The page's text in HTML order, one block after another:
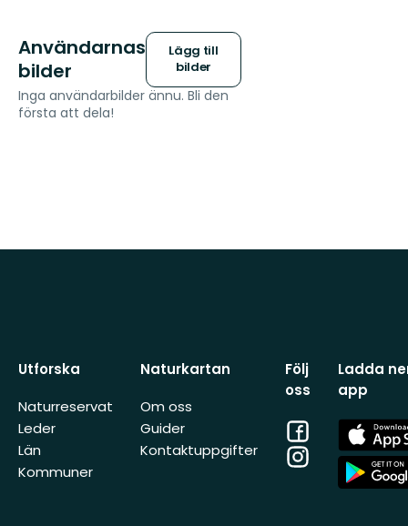
Användarnas
bilder
Lägg till
bilder
Inga användarbilder ännu. Bli den
första att dela!
Utforska
Naturreservat
Leder
Län
Kommuner
Naturkartan
Om oss
Guider
Kontaktuppgifter
Följ
oss
Facebook
Instagram
Ladda
app
App
Store
App
Store